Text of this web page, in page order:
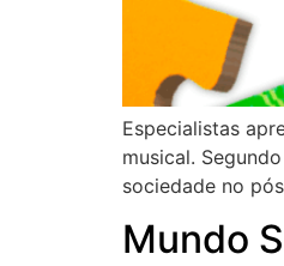
Especialistas
musical.
sociedade no
Mundo